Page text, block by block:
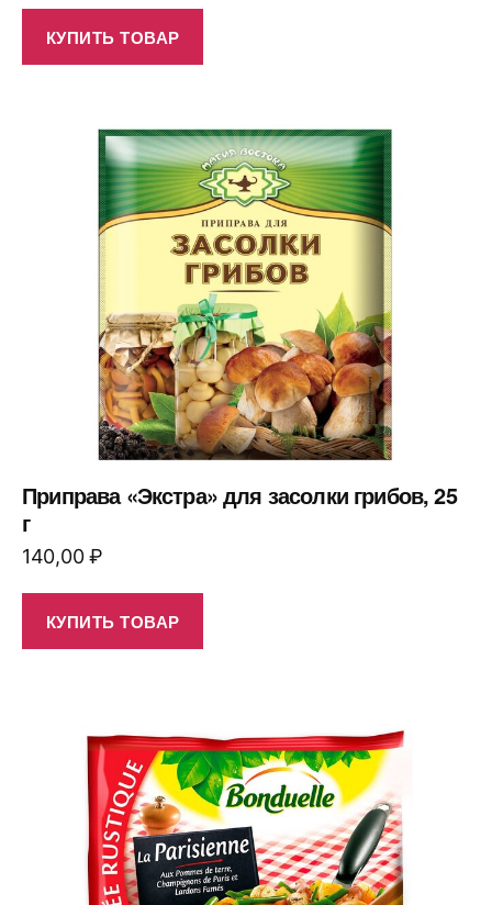
КУПИТЬ ТОВАР
Приправа «Экстра» для засолки грибов, 25
г
140,00₽
КУПИТЬ ТОВАР